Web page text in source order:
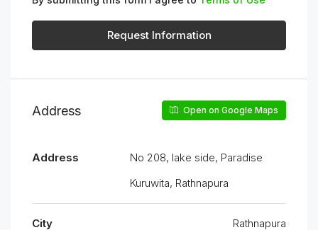
Request Information
Address Open on Google Maps
Address
No 208, lake side, Paradise
Kuruwita, Rathnapura
City Rathnapura